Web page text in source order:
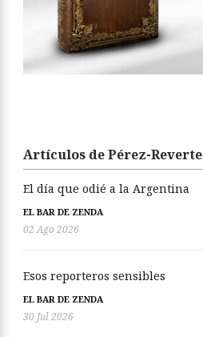
Artículos de Pérez-Reverte
El día que odié a la Argentina
EL BAR DE ZENDA
02 Ago 2026
Esos reporteros sensibles
EL BAR DE ZENDA
30 Jul 2026